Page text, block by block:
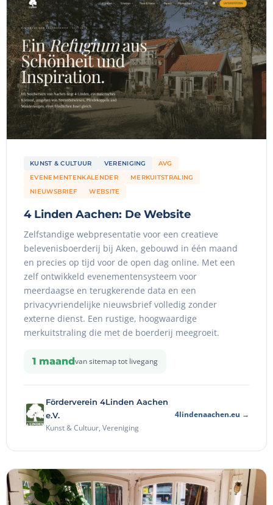
KUNST & CULTUUR VERENIGING
AVG
EVENEMENTENKALENDER
MERKUITSTRALING
NIEUWSBRIEF
WEBSITE
4 Linden Aachen: De Website
Zelfstandige webpresentatie voor een creatieve
belevenisboerderij bij Aken, gebouwd in één maand
en precies op tijd voor de open dag online. Met een
zelf ontwikkeld evenementensysteem voor
meerdaagse en terugkerende data en een
privacyvriendelijke nieuwsbrief volledig zonder
externe dienst. Een rustige, hoogwaardige
merkuitstraling die met de boerderij meegroeit.
1 maandvan sitemap tot livegang
Förderverein 4Linden Aachen
e.V.
Kunst & Cultuur, Vereniging
4lindenaachen.eu →